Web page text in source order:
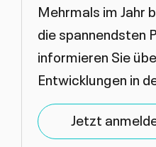
Mehrmals im Jahr
die spannendsten
informieren Sie
Entwicklungen in
Jetzt